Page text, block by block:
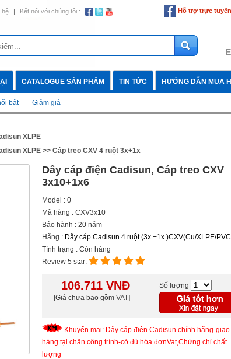
hệ | Kết nối với chúng tôi : Hỗ trợ trực tuyến
CATALOGUE SẢN PHẨM TIN TỨC HƯỚNG DẪN MUA
bật Giảm giá
XLPE
XLPE >> Cáp treo CXV 4 ruột 3x+1x
Dây cáp điện Cadisun, Cáp treo CXV
3x10+1x6
Model : 0
Mã hàng : CXV3x10
Bảo hành : 20 năm
Hãng : Dây cáp Cadisun 4 ruột (3x +1x )CXV(Cu/XLPE/PVC
Tình trạng : Còn hàng
Review 5 star:
106.711 VNĐ
[Giá chưa bao gồm VAT]
Số lượng
Khuyến mại: Dây cáp điện Cadisun chính hãng-giao
hàng tại chân công trình-có đủ hóa đơnVat,Chứng chỉ chất
lượng